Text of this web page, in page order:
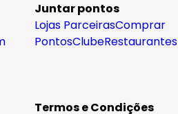
Juntar pontos
Lojas ParceirasComprar
PontosClubeRestaurantes
Termos e Condições